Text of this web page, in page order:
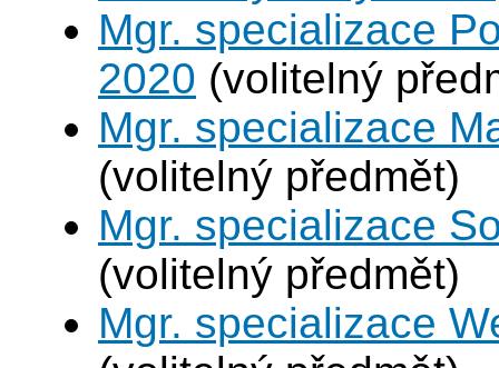
Mgr. specializace
2020 (volitelný
Mgr. specializace
(volitelný předmět)
Mgr. specializace
(volitelný předmět)
Mgr. specializace